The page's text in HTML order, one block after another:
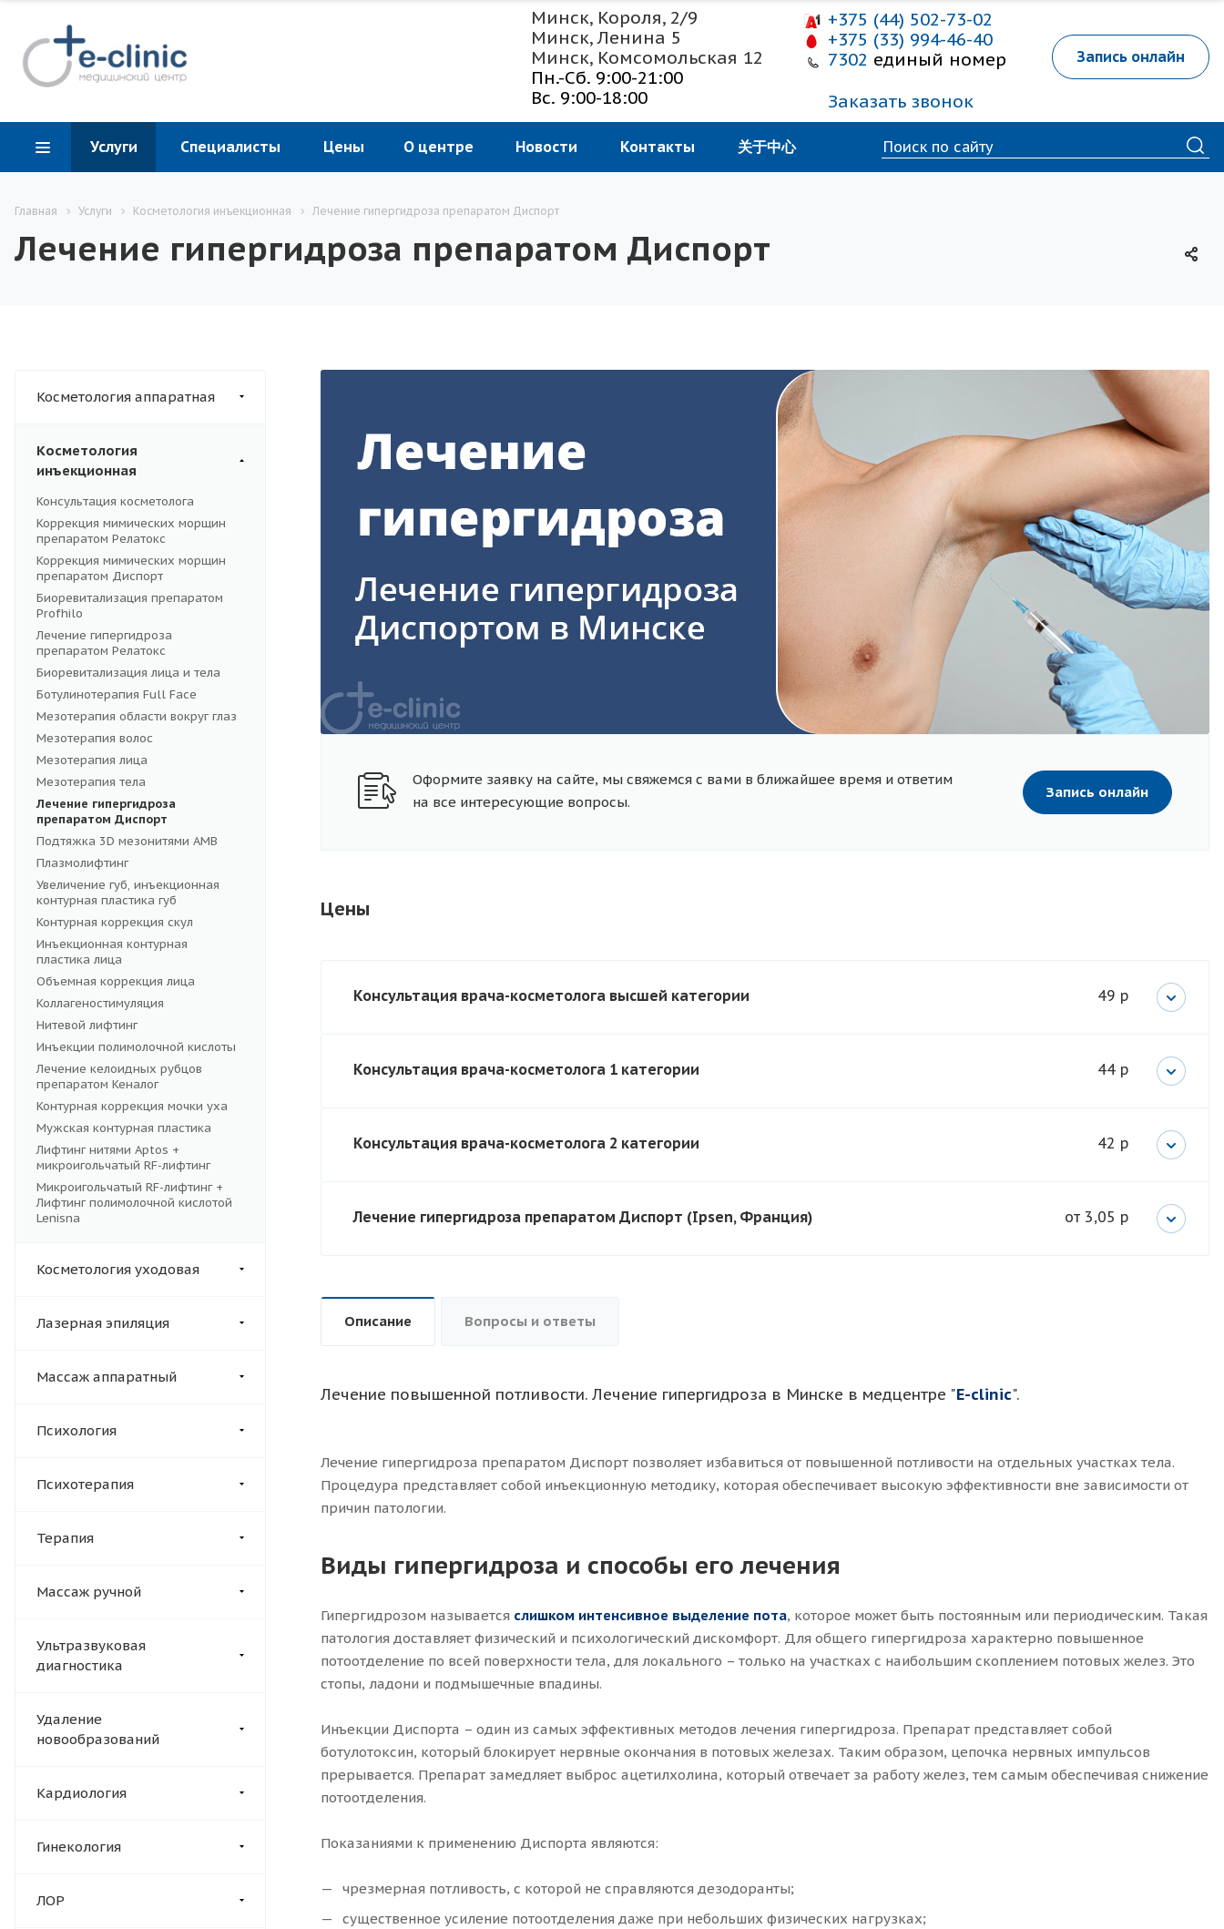
Запись онлайн
+375 (44) 502-73-02
+375 (33) 994-46-40
7302 единый номер
Заказать звонок
Минск, Короля, 2/9
Минск, Ленина 5
Минск, Комсомольская 12
Пн.-Сб. 9:00-21:00
Вс. 9:00-18:00
Услуги Специалисты Цены О центре Новости Контакты 关于中心
Главная Услуги Косметология инъекционная Лечение гипергидроза препаратом Диспорт
Лечение гипергидроза препаратом Диспорт
Косметология аппаратная
Косметология
инъекционная
Консультация косметолога
Коррекция мимических морщин
препаратом Релатокс
Коррекция мимических морщин
препаратом Диспорт
Биоревитализация препаратом
Profhilo
Лечение гипергидроза
препаратом Релатокс
Биоревитализация лица и тела
Ботулинотерапия Full Face
Мезотерапия области вокруг глаз
Мезотерапия волос
Мезотерапия лица
Мезотерапия тела
Лечение гипергидроза
препаратом Диспорт
Подтяжка 3D мезонитями АМВ
Плазмолифтинг
Увеличение губ, инъекционная
контурная пластика губ
Контурная коррекция скул
Инъекционная контурная
пластика лица
Объемная коррекция лица
Коллагеностимуляция
Нитевой лифтинг
Инъекции полимолочной кислоты
Лечение келоидных рубцов
препаратом Кеналог
Контурная коррекция мочки уха
Мужская контурная пластика
Лифтинг нитями Aptos +
микроигольчатый RF-лифтинг
Микроигольчатый RF-лифтинг +
Лифтинг полимолочной кислотой
Lenisna
Косметология уходовая
Лазерная эпиляция
Массаж аппаратный
Психология
Психотерапия
Терапия
Массаж ручной
Ультразвуковая
диагностика
Удаление
новообразований
Кардиология
Гинекология
ЛОР
Оформите заявку на сайте, мы свяжемся с вами в ближайшее время и ответим
на все интересующие вопросы.
Запись онлайн
Цены
49 р
Консультация врача-косметолога высшей категории
44 р
Консультация врача-косметолога 1 категории
42 р
Консультация врача-косметолога 2 категории
от 3,05 р
Лечение гипергидроза препаратом Диспорт (Ipsen, Франция)
Описание Вопросы и ответы
Лечение повышенной потливости. Лечение гипергидроза в Минске в медцентре "Е-clinic".
Лечение гипергидроза препаратом Диспорт позволяет избавиться от повышенной потливости на отдельных участках тела.
Процедура представляет собой инъекционную методику, которая обеспечивает высокую эффективности вне зависимости от
причин патологии.
Виды гипергидроза и способы его лечения
Гипергидрозом называется слишком интенсивное выделение пота, которое может быть постоянным или периодическим. Такая
патология доставляет физический и психологический дискомфорт. Для общего гипергидроза характерно повышенное
потоотделение по всей поверхности тела, для локального – только на участках с наибольшим скоплением потовых желез. Это
стопы, ладони и подмышечные впадины.
Инъекции Диспорта – один из самых эффективных методов лечения гипергидроза. Препарат представляет собой
ботулотоксин, который блокирует нервные окончания в потовых железах. Таким образом, цепочка нервных импульсов
прерывается. Препарат замедляет выброс ацетилхолина, который отвечает за работу желез, тем самым обеспечивая снижение
потоотделения.
Показаниями к применению Диспорта являются:
чрезмерная потливость, с которой не справляются дезодоранты;
существенное усиление потоотделения даже при небольших физических нагрузках;